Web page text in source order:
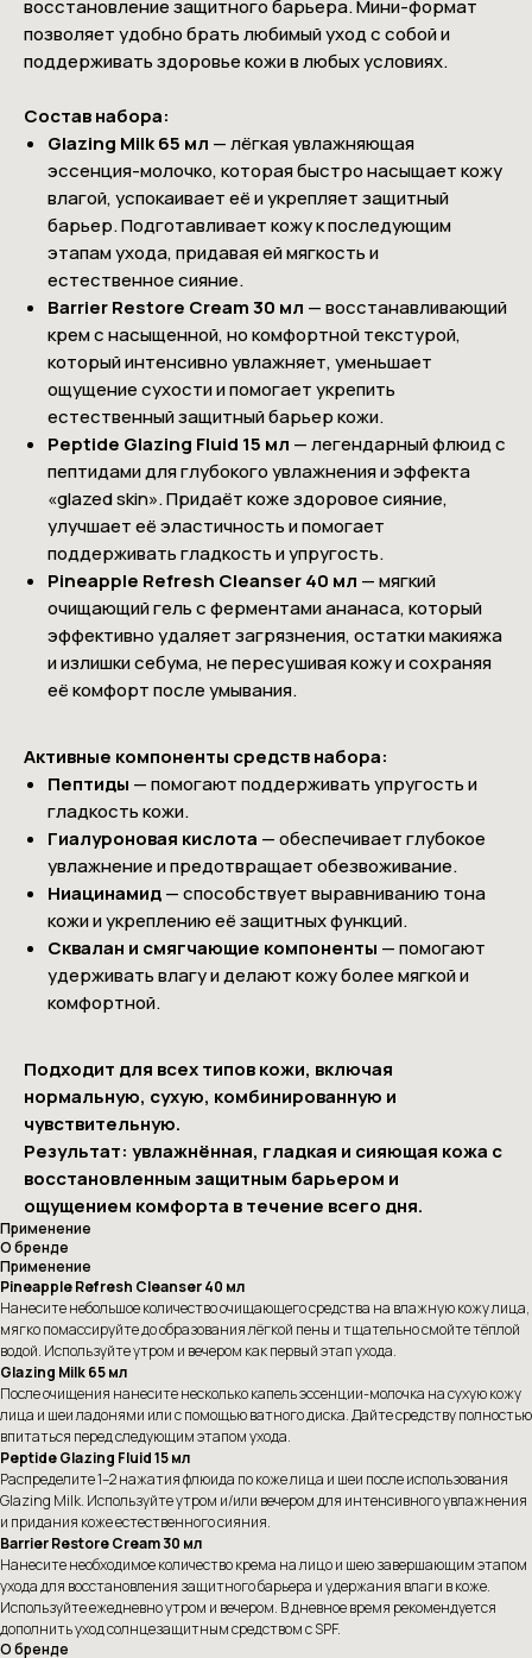
восстановление защитного барьера. Мини-формат
позволяет удобно брать любимый уход с собой и
поддерживать здоровье кожи в любых условиях.
Состав набора:
Glazing Milk 65 мл — лёгкая увлажняющая
эссенция-молочко, которая быстро насыщает кожу
влагой, успокаивает её и укрепляет защитный
барьер. Подготавливает кожу к последующим
этапам ухода, придавая ей мягкость и
естественное сияние.
Barrier Restore Cream 30 мл — восстанавливающий
крем с насыщенной, но комфортной текстурой,
который интенсивно увлажняет, уменьшает
ощущение сухости и помогает укрепить
естественный защитный барьер кожи.
Peptide Glazing Fluid 15 мл — легендарный флюид с
пептидами для глубокого увлажнения и эффекта
«glazed skin». Придаёт коже здоровое сияние,
улучшает её эластичность и помогает
поддерживать гладкость и упругость.
Pineapple Refresh Cleanser 40 мл — мягкий
очищающий гель с ферментами ананаса, который
эффективно удаляет загрязнения, остатки макияжа
и излишки себума, не пересушивая кожу и сохраняя
её комфорт после умывания.
Активные компоненты средств набора:
Пептиды — помогают поддерживать упругость и
гладкость кожи.
Гиалуроновая кислота — обеспечивает глубокое
увлажнение и предотвращает обезвоживание.
Ниацинамид— способствует выравниванию тона
кожи и укреплению её защитных функций.
Сквалан и смягчающие компоненты — помогают
удерживать влагу и делают кожу более мягкой и
комфортной.
Подходит для всех типов кожи, включая
нормальную, сухую, комбинированную и
чувствительную.
Результат: увлажнённая, гладкая и сияющая кожа с
восстановленным защитным барьером и
ощущением комфорта в течение всего дня.
Применение
О бренде
Применение
Pineapple Refresh Cleanser 40 мл
Нанесите небольшое количество очищающего средства на влажную кожу лица,
мягко помассируйте до образования лёгкой пены и тщательно смойте тёплой
водой. Используйте утром и вечером как первый этап ухода.
Glazing Milk 65 мл
После очищения нанесите несколько капель эссенции-молочка на сухую кожу
лица и шеи ладонями или с помощью ватного диска. Дайте средству полностью
впитаться перед следующим этапом ухода.
Peptide Glazing Fluid 15 мл
Распределите 1–2 нажатия флюида по коже лица и шеи после использования
Glazing Milk. Используйте утром и/или вечером для интенсивного увлажнения
и придания коже естественного сияния.
Barrier Restore Cream 30 мл
Нанесите необходимое количество крема на лицо и шею завершающим этапом
ухода для восстановления защитного барьера и удержания влаги в коже.
Используйте ежедневно утром и вечером. В дневное время рекомендуется
дополнить уход солнцезащитным средством с SPF.
О бренде